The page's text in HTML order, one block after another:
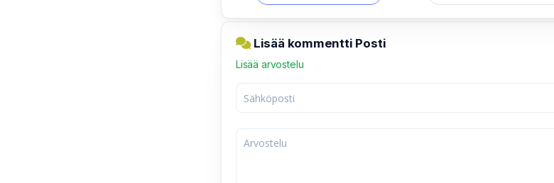
Lisää kommentti Posti
Lisää arvostelu